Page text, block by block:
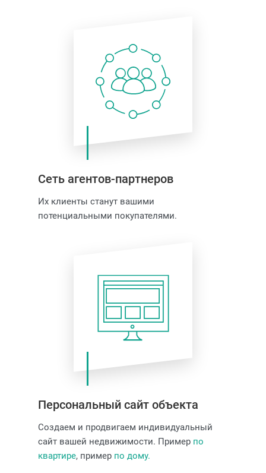
Сеть агентов-партнеров
Их клиенты станут вашими
потенциальными покупателями.
Персональный сайт объекта
Создаем и продвигаем индивидуальный
сайт вашей недвижимости. Пример по
квартире, пример по дому.